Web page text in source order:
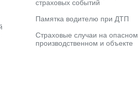
страховых событий
Памятка водителю при ДТП
Страховые случаи на опасном
производственном и объекте